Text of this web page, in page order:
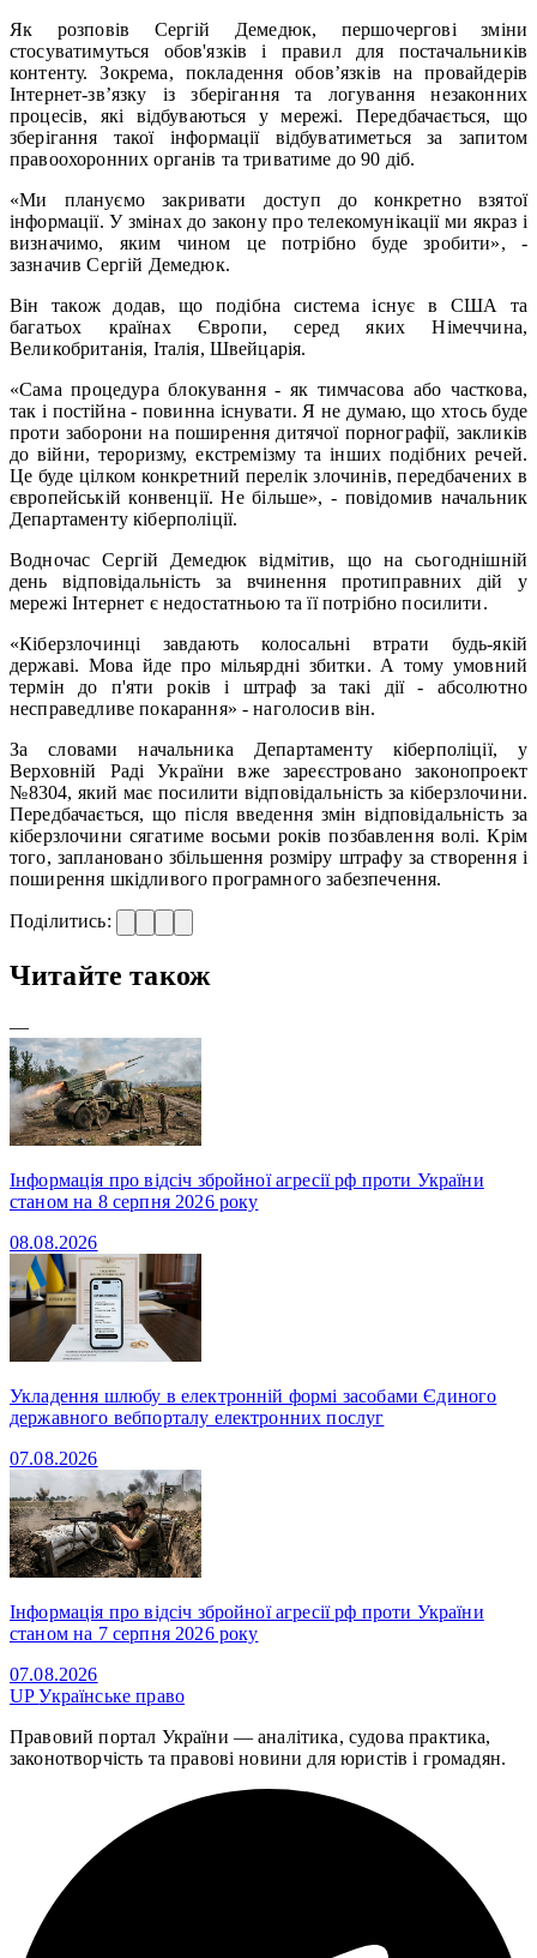
Як розповів Сергій Демедюк, першочергові зміни
стосуватимуться обов'язків і правил для постачальників
контенту. Зокрема, покладення обов’язків на провайдерів
Інтернет-зв’язку із зберігання та логування незаконних
процесів, які відбуваються у мережі. Передбачається, що
зберігання такої інформації відбуватиметься за запитом
правоохоронних органів та триватиме до 90 діб.
«Ми плануємо закривати доступ до конкретно взятої
інформації. У змінах до закону про телекомунікації ми якраз і
визначимо, яким чином це потрібно буде зробити», ‑
зазначив Сергій Демедюк.
Він також додав, що подібна система існує в США та
багатьох країнах Європи, серед яких Німеччина,
Великобританія, Італія, Швейцарія.
«Сама процедура блокування ‑ як тимчасова або часткова,
так і постійна ‑ повинна існувати. Я не думаю, що хтось буде
проти заборони на поширення дитячої порнографії, закликів
до війни, тероризму, екстремізму та інших подібних речей.
Це буде цілком конкретний перелік злочинів, передбачених в
європейській конвенції. Не більше», ‑ повідомив начальник
Департаменту кіберполіції.
Водночас Сергій Демедюк відмітив, що на сьогоднішній
день відповідальність за вчинення протиправних дій у
мережі Інтернет є недостатньою та її потрібно посилити.
«Кіберзлочинці завдають колосальні втрати будь-якій
державі. Мова йде про мільярдні збитки. А тому умовний
термін до п'яти років і штраф за такі дії ‑ абсолютно
несправедливе покарання» ‑ наголосив він.
За словами начальника Департаменту кіберполіції, у
Верховній Раді України вже зареєстровано законопроект
№8304, який має посилити відповідальність за кіберзлочини.
Передбачається, що після введення змін відповідальність за
кіберзлочини сягатиме восьми років позбавлення волі. Крім
того, заплановано збільшення розміру штрафу за створення і
поширення шкідливого програмного забезпечення.
Поділитись:
Читайте також
—
Інформація про відсіч збройної агресії рф проти України
станом на 8 серпня 2026 року
08.08.2026
Укладення шлюбу в електронній формі засобами Єдиного
державного вебпорталу електронних послуг
07.08.2026
Інформація про відсіч збройної агресії рф проти України
станом на 7 серпня 2026 року
07.08.2026
UPУкраїнське право
Правовий портал України — аналітика, судова практика,
законотворчість та правові новини для юристів і громадян.